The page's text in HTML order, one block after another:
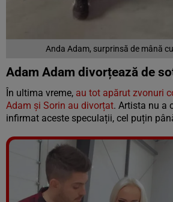
Anda Adam, surprinsă de mână
Adam Adam divorțează de
În ultima vreme, au tot apărut zvonuri
Adam și Sorin au divorțat. Artista nu a
infirmat aceste speculații, cel puțin